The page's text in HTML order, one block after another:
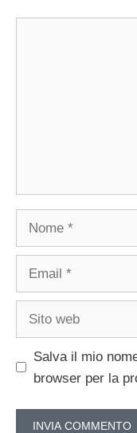
Salva il mio
browser per la